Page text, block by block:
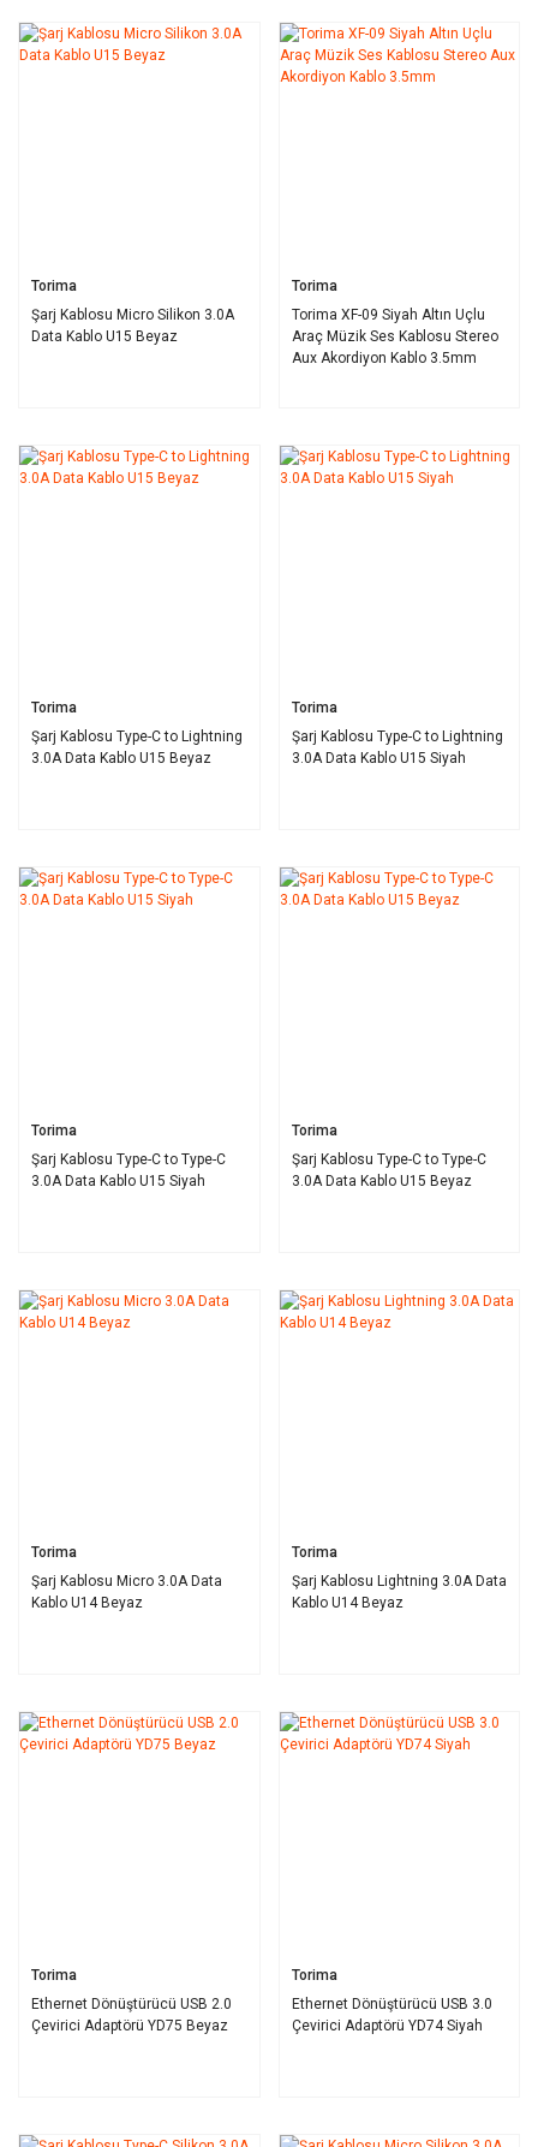
Torima
Şarj Kablosu Micro Silikon 3.0A
Data Kablo U15 Beyaz
Torima
Torima XF-09 Siyah Altın Uçlu
Araç Müzik Ses Kablosu Stereo
Aux Akordiyon Kablo 3.5mm
Torima
Şarj Kablosu Type-C to Lightning
3.0A Data Kablo U15 Beyaz
Torima
Şarj Kablosu Type-C to Lightning
3.0A Data Kablo U15 Siyah
Torima
Şarj Kablosu Type-C to Type-C
3.0A Data Kablo U15 Siyah
Torima
Şarj Kablosu Type-C to Type-C
3.0A Data Kablo U15 Beyaz
Torima
Şarj Kablosu Micro 3.0A Data
Kablo U14 Beyaz
Torima
Şarj Kablosu Lightning 3.0A Data
Kablo U14 Beyaz
Torima
Ethernet Dönüştürücü USB 2.0
Çevirici Adaptörü YD75 Beyaz
Torima
Ethernet Dönüştürücü USB 3.0
Çevirici Adaptörü YD74 Siyah